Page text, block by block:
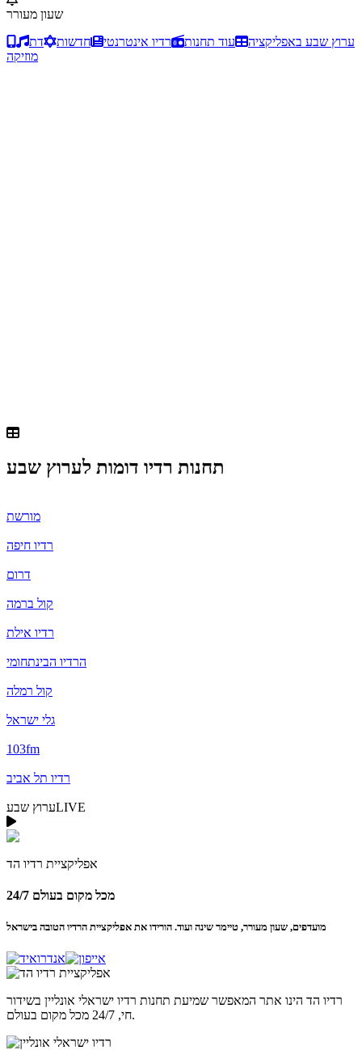
שעון מעורר
ערוץ שבע באפליקציה
עוד תחנות רדיו אינטרנטי חדשות
דת
מוזיקה
תחנות רדיו דומות לערוץ שבע
מורשת
רדיו חיפה
דרום
קול ברמה
רדיו אילת
הרדיו הבינתחומי
קול רמלה
גלי ישראל
103fm
רדיו תל אביב
ערוץ שבעLIVE
אפליקציית רדיו הד
24/7 מכל מקום בעולם
מועדפים, שעון מעורר, טיימר שינה ועוד. הורידו את אפליקציית הרדיו הטובה בישראל
רדיו הד הינו אתר המאפשר שמיעת תחנות רדיו ישראלי אונליין בשידור
חי, 24/7 מכל מקום בעולם.